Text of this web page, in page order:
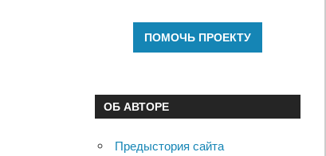
ОБ АВТОРЕ
Предыстория сайта